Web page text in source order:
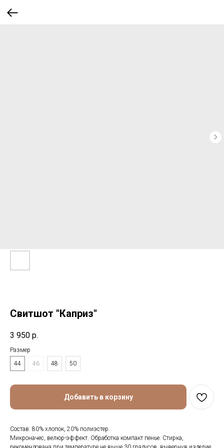
Свитшот "Каприз"
3 950 р.
Размер
44
46 48 50
Добавить в корзину
Состав: 80% хлопок, 20% полиэстер.
Микроначес, велюр-эффект. Обработка компакт пенье. Стирка,